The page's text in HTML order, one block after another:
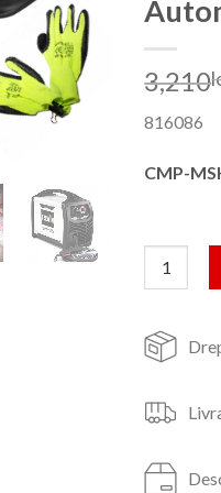
3,210
816086
CMP-